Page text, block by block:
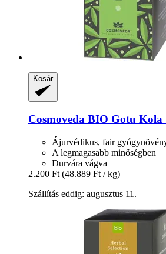
Kosár
Cosmoveda BIO Gotu Kola
Ájurvédikus, fair
A legmagasabb minőségben
Durvára vágva
2.200 Ft (48.889 Ft / kg)
Szállítás eddig: augusztus 11.